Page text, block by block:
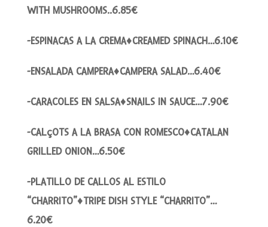
WITH MUSHROOMS..6.85€
-ESPINACAS A LA CREMA♦CREAMED SPINACH…6.10€
-ENSALADA CAMPERA♦CAMPERA SALAD…6.40€
-CARACOLES EN SALSA♦SNAILS IN SAUCE…7.90€
-CALçOTS A LA BRASA CON ROMESCO♦CATALAN
GRILLED ONION…6.50€
-PLATILLO DE CALLOS AL ESTILO
“CHARRITO”♦TRIPE DISH STYLE “CHARRITO”…
6.20€